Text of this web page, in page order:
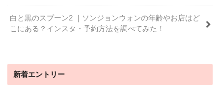
白と黒のスプーン2 ｜ソンジョンウォンの年齢やお店はど
こにある？インスタ・予約方法を調べてみた！
新着エントリー